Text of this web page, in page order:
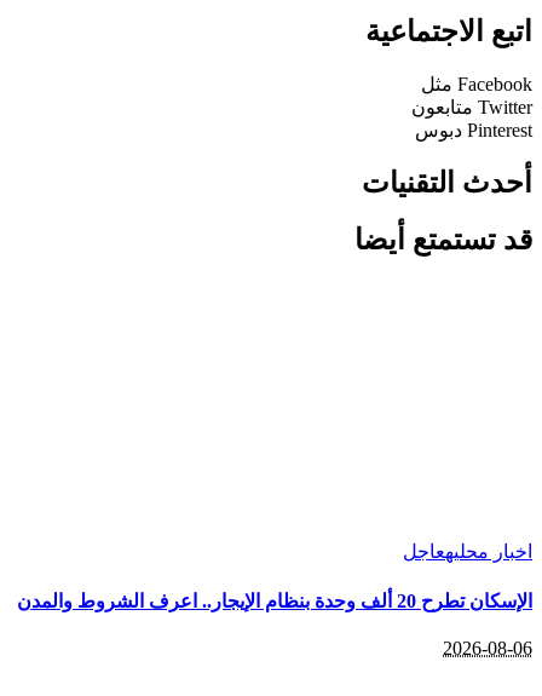
اتبع الاجتماعية
Facebook مثل
Twitter متابعون
Pinterest دبوس
أحدث التقنيات
قد تستمتع أيضا
اخبار محليهعاجل
الإسكان تطرح 20 ألف وحدة بنظام الإيجار.. اعرف الشروط والمدن
2026-08-06